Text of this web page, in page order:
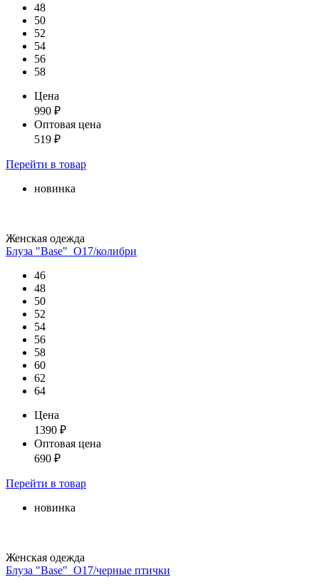
48
50
52
54
56
58
Цена
990 ₽
Оптовая цена
519 ₽
Перейти в товар
новинка
Женская одежда
Блуза "Base"_О17/колибри
46
48
50
52
54
56
58
60
62
64
Цена
1390 ₽
Оптовая цена
690 ₽
Перейти в товар
новинка
Женская одежда
Блуза "Base"_О17/черные птички